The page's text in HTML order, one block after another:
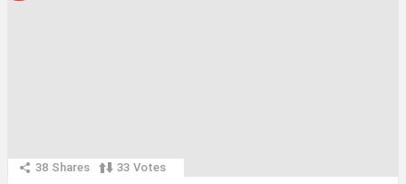
38 Shares 33 Votes